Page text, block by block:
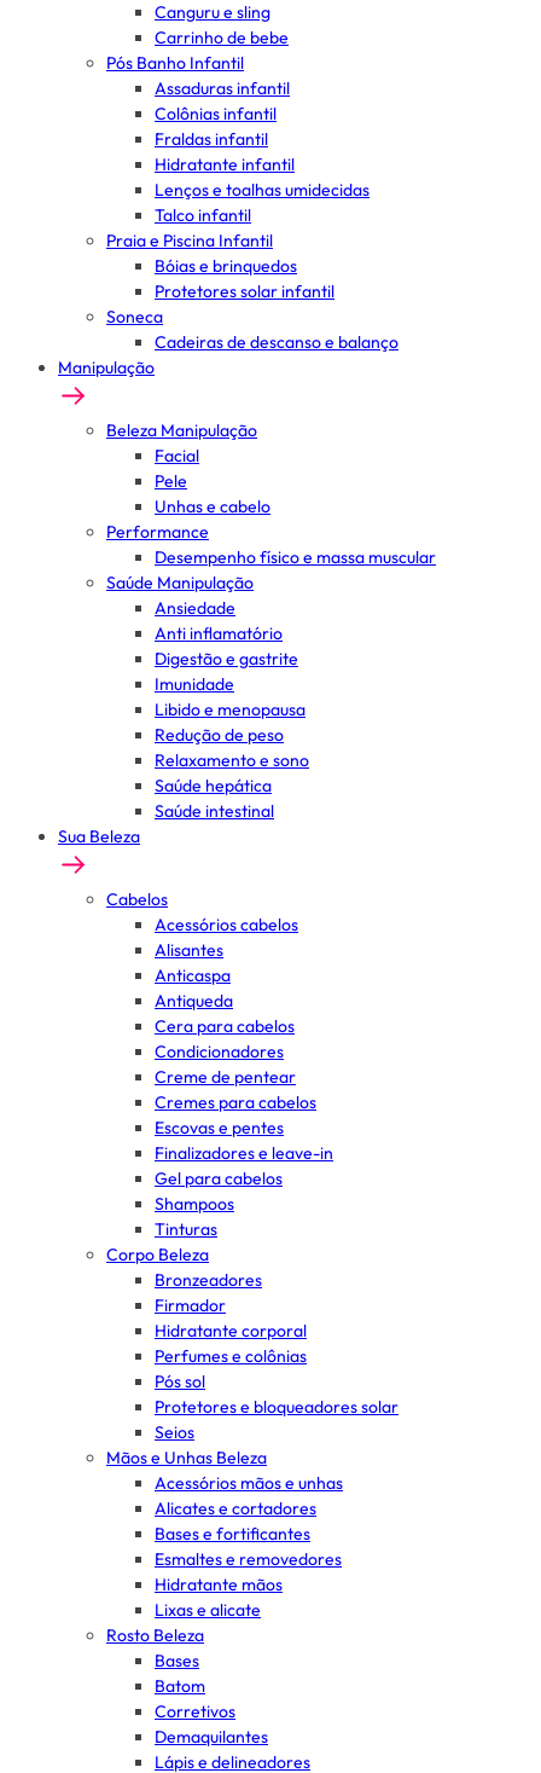
Canguru e sling
Carrinho de bebe
Pós Banho Infantil
Assaduras infantil
Colônias infantil
Fraldas infantil
Hidratante infantil
Lenços e toalhas umidecidas
Talco infantil
Praia e Piscina Infantil
Bóias e brinquedos
Protetores solar infantil
Soneca
Cadeiras de descanso e balanço
Manipulação
Beleza Manipulação
Facial
Pele
Unhas e cabelo
Performance
Desempenho físico e massa muscular
Saúde Manipulação
Ansiedade
Anti inflamatório
Digestão e gastrite
Imunidade
Libido e menopausa
Redução de peso
Relaxamento e sono
Saúde hepática
Saúde intestinal
Sua Beleza
Cabelos
Acessórios cabelos
Alisantes
Anticaspa
Antiqueda
Cera para cabelos
Condicionadores
Creme de pentear
Cremes para cabelos
Escovas e pentes
Finalizadores e leave-in
Gel para cabelos
Shampoos
Tinturas
Corpo Beleza
Bronzeadores
Firmador
Hidratante corporal
Perfumes e colônias
Pós sol
Protetores e bloqueadores solar
Seios
Mãos e Unhas Beleza
Acessórios mãos e unhas
Alicates e cortadores
Bases e fortificantes
Esmaltes e removedores
Hidratante mãos
Lixas e alicate
Rosto Beleza
Bases
Batom
Corretivos
Demaquilantes
Lápis e delineadores